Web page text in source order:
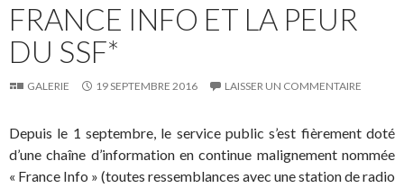
FRANCE INFO ET LA PEUR
DU SSF*
GALERIE 19 SEPTEMBRE 2016 LAISSER UN COMMENTAIRE
Depuis le 1 septembre, le service public s’est fièrement doté
d’une chaîne d’information en continue malignement nommée
« France Info » (toutes ressemblances avec une station de radio